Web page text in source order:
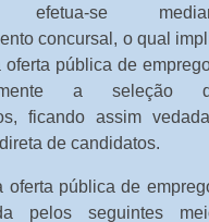
efetua-se
concursal, o qual
oferta pública de
a seleção
ficando assim
de candidatos.
oferta pública de
pelos seguintes